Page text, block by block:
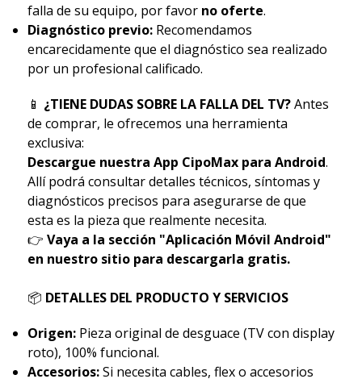
falla de su equipo, por favor no oferte.
Diagnóstico previo:Recomendamos
encarecidamente que el diagnóstico sea realizado
por un profesional calificado.
📱 ¿TIENE DUDAS SOBRE LA FALLA DEL TV?Antes
de comprar, le ofrecemos una herramienta
exclusiva:
Descargue nuestra App CipoMax para Android.
Allí podrá consultar detalles técnicos, síntomas y
diagnósticos precisos para asegurarse de que
esta es la pieza que realmente necesita.
👉 Vaya a la sección "Aplicación Móvil Android"
en nuestro sitio para descargarla gratis.
📦 DETALLES DEL PRODUCTO Y SERVICIOS
Origen:Pieza original de desguace (TV con display
roto), 100% funcional.
Accesorios:Si necesita cables, flex o accesorios